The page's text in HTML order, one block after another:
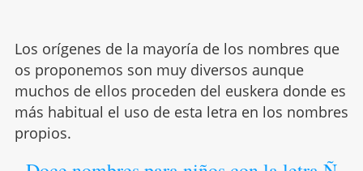
Los orígenes de la mayoría de los nombres que
os proponemos son muy diversos aunque
muchos de ellos proceden del euskera donde es
más habitual el uso de esta letra en los nombres
propios.